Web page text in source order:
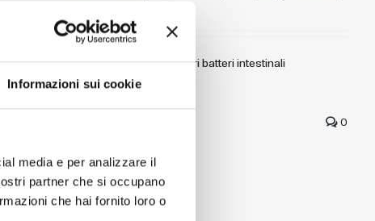
Informazioni sui cookie
media e per analizzare il
partner che si occupano
che hai fornito loro o
Ormai è assodato che i nostri batteri intestinali
comunichino con
0